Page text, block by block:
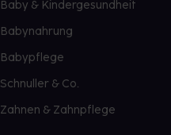
Baby & Kindergesundheit
Babynahrung
Babypflege
Schnuller & Co.
Zahnen & Zahnpflege